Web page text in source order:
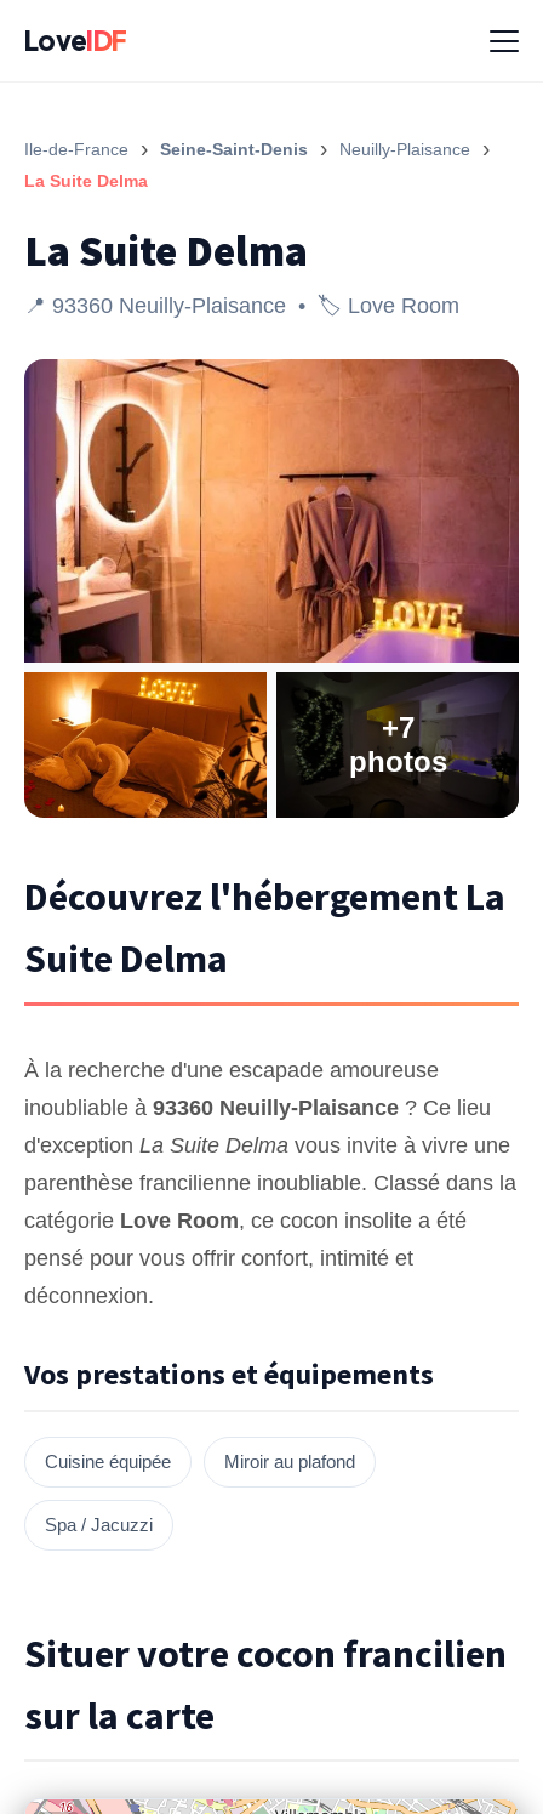
LoveIDF
Ile-de-France › Seine-Saint-Denis › Neuilly-Plaisance ›
La Suite Delma
La Suite Delma
📍 93360 Neuilly-Plaisance • 🏷️ Love Room
+7
photos
Découvrez l'hébergement La
Suite Delma
À la recherche d'une escapade amoureuse
inoubliable à 93360 Neuilly-Plaisance ? Ce lieu
d'exception La Suite Delma vous invite à vivre une
parenthèse francilienne inoubliable. Classé dans la
catégorie Love Room, ce cocon insolite a été
pensé pour vous offrir confort, intimité et
déconnexion.
Vos prestations et équipements
Cuisine équipée Miroir au plafond
Spa / Jacuzzi
Situer votre cocon francilien
sur la carte